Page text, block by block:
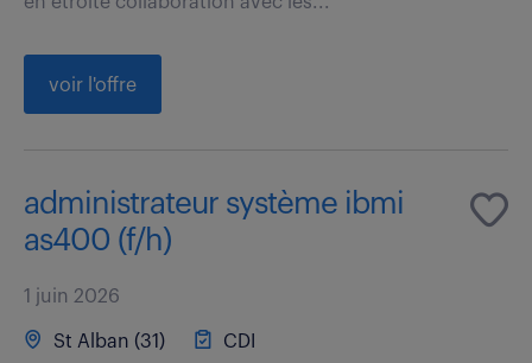
voir l'offre
administrateur système ibmi
as400 (f/h)
1 juin 2026
St Alban (31)
CDI